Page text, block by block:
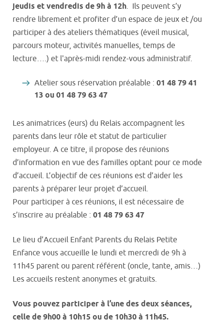
jeudis et vendredis de 9h à 12h. Ils peuvent s’y
rendre librement et profiter d’un espace de jeux et /ou
participer à des ateliers thématiques (éveil musical,
parcours moteur, activités manuelles, temps de
lecture….) et l'après-midi rendez-vous administratif.
Atelier sous réservation préalable : 01 48 79 41
13 ou 01 48 79 63 47
Les animatrices (eurs) du Relais accompagnent les
parents dans leur rôle et statut de particulier
employeur. A ce titre, il propose des réunions
d’information en vue des familles optant pour ce mode
d’accueil. L’objectif de ces réunions est d’aider les
parents à préparer leur projet d’accueil.
Pour participer à ces réunions, il est nécessaire de
s’inscrire au préalable : 01 48 79 63 47
Le lieu d’Accueil Enfant Parents du Relais Petite
Enfance vous accueille le lundi et mercredi de 9h à
11h45 parent ou parent référent (oncle, tante, amis…)
Les accueils restent anonymes et gratuits.
Vous pouvez participer à l’une des deux séances,
celle de 9h00 à 10h15 ou de 10h30 à 11h45.